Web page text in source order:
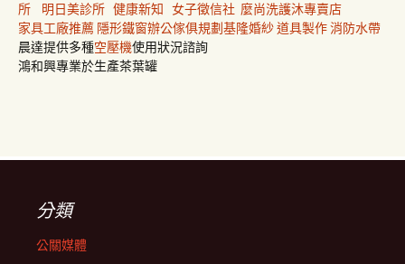
所
明日美診所 健康新知 女子徵信社 麼尚洗護沐專賣店
家具工廠推薦 隱形鐵窗辦公傢俱規劃基隆婚紗道具製作消防水帶
晨達提供多種空壓機使用狀況諮詢
鴻和興專業於生產茶葉罐
分類
公關媒體